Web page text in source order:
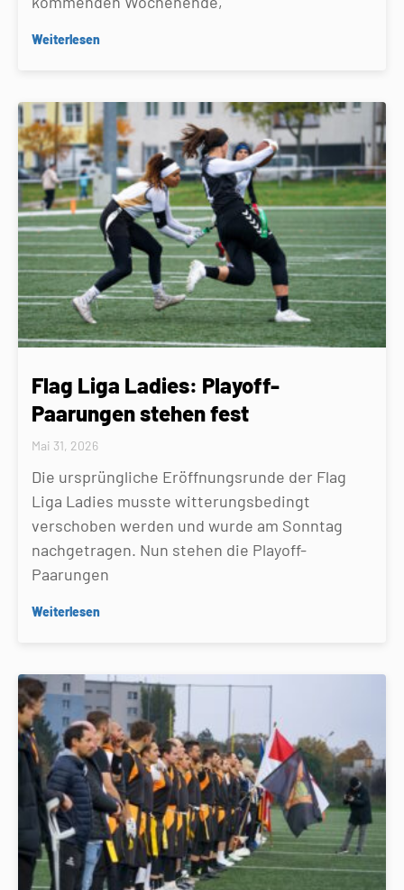
Weiterlesen
Flag Liga Ladies: Playoff-
Paarungen stehen fest
Mai 31, 2026
Die ursprüngliche Eröffnungsrunde der Flag
Liga Ladies musste witterungsbedingt
verschoben werden und wurde am Sonntag
nachgetragen. Nun stehen die Playoff-
Paarungen
Weiterlesen